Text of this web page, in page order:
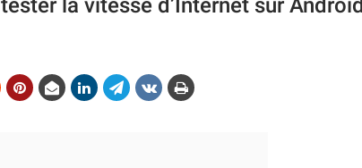
la vitesse d’Internet sur Android